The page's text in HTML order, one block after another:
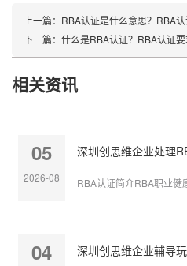
上一篇： RBA认证是什么意思？RBA认证
下一篇： 什么是RBA认证？RBA认证要求
相关资讯
05
2026-08 RBA认证简介RBA职业健
04